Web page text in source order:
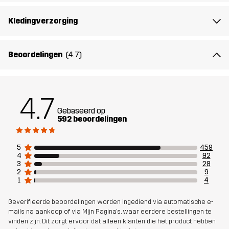
Gewicht
Duurzaamheid Details over gerecyclede materialen
Ontworpen
voor
ALLROUND WANDELEN
Artikelnummer 10658_2001
Kledingverzorging
Beoordelingen (4.7)
4.7 Gebaseerd op
592 beoordelingen
5
459
4
92
3
28
2
9
1
4
Geverifieerde beoordelingen worden ingediend via automatische e-
mails na aankoop of via Mijn Pagina's, waar eerdere bestellingen te
vinden zijn. Dit zorgt ervoor dat alleen klanten die het product hebben